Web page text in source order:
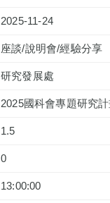
2025-11-24
座談/說明會/經驗分享
研究發展處
2025國科會專題研究
1.5
0
13:00:00